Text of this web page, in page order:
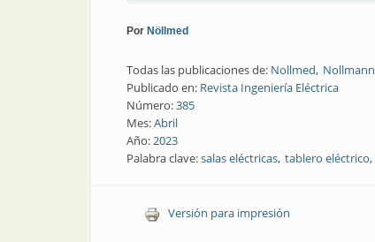
Por Nöllmed
Todas las publicaciones de: Nollmed Nollmann
Publicado en: Revista Ingeniería Eléctrica
Número:385
Mes:Abril
Año:2023
Palabra clave:salas eléctricas tablero eléctrico
Versión para impresión